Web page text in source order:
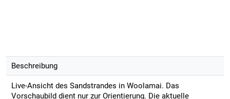
Beschreibung
Live-Ansicht des Sandstrandes in Woolamai. Das
Vorschaubild dient nur zur Orientierung. Die aktuelle